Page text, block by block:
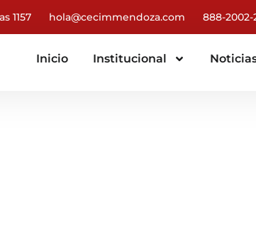
1157 hola@cecimmendoza.com 888-2002-
Inicio Institucional